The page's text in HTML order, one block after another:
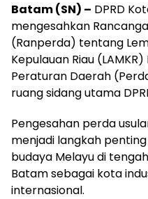
Batam (SN) – DPRD
mengesahkan
(Ranperda) tentang
Kepulauan Riau
Peraturan Daerah
ruang sidang utama
Pengesahan perda
menjadi langkah
budaya Melayu di
Batam sebagai kota
internasional.